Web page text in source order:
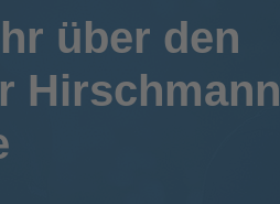
über den
Hirschmann